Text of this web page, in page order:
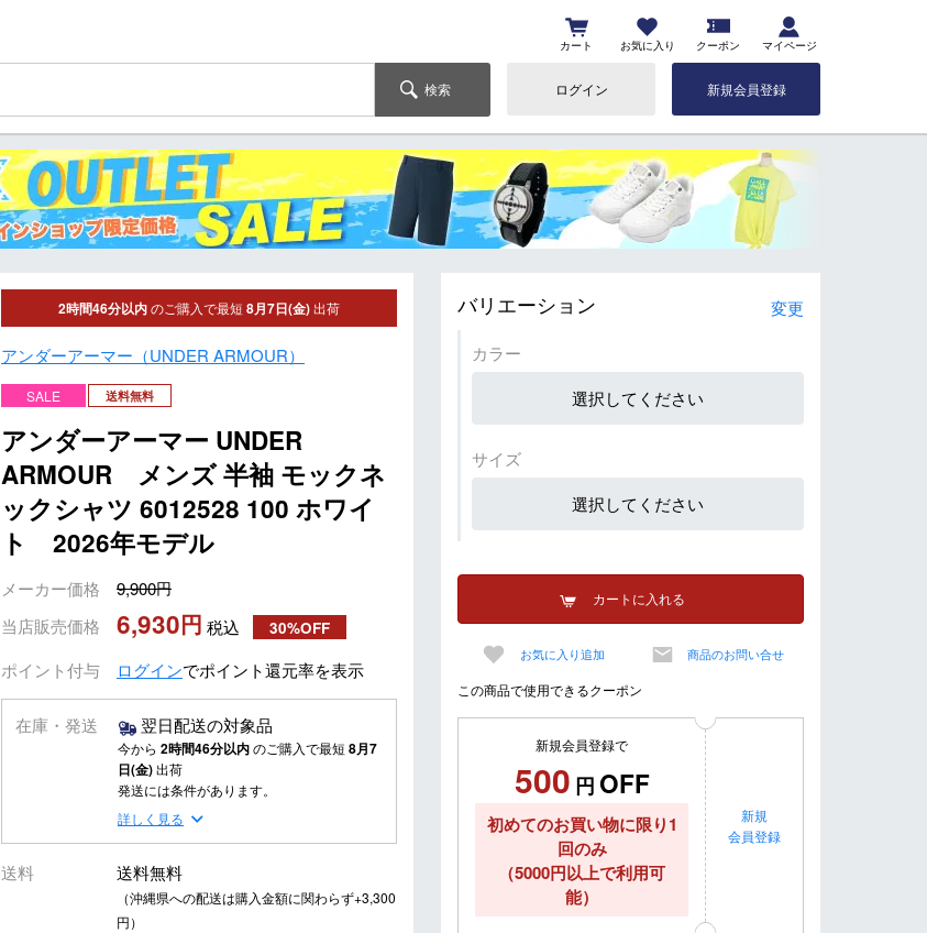
カート お気に入り クーポン マイページ
検索 ログイン 新規会員登録
2時間46分以内のご購入で最短 8月7日(金)出荷
アンダーアーマー（UNDER ARMOUR）
SALE 送料無料
アンダーアーマー UNDER
ARMOUR メンズ 半袖 モックネ
ックシャツ 6012528 100 ホワイ
ト 2026年モデル
メーカー価格
9,900
当店販売価格
6,930 税込 30%OFF
ポイント付与 ログインでポイント還元率を表示
在庫・発送 翌日配送の対象品
今から 2時間46分以内のご購入で最短 8月7
日(金)出荷
発送には条件があります。
詳しく見る
送料 送料無料
（沖縄県への配送は購入金額に関わらず+3,300
円）
バリエーション
変更
カラー
選択してください
サイズ
選択してください
カートに入れる
お気に入り追加 商品のお問い合せ
この商品で使用できるクーポン
新規会員登録で
500 円 OFF
初めてのお買い物に限り1
回のみ
（5000円以上で利用可
能）
新規
会員登録